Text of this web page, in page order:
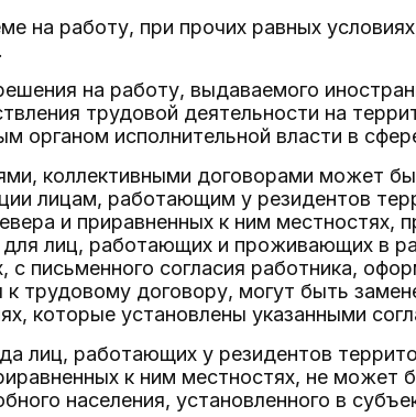
на работу, при прочих равных
на работу, выдаваемого
трудовой деятельности на
органом исполнительной власти в
коллективными договорами может
лицам, работающим у резидентов
и приравненных к ним местностях,
лиц, работающих и проживающих в
с письменного согласия работника,
к трудовому договору, могут быть
которые установлены указанными
лиц, работающих у резидентов
к ним местностях, не
населения, установленного в